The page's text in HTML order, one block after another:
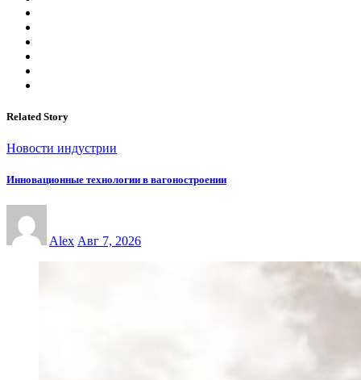
Related Story
Новости индустрии
Инновационные технологии в вагоностроении
Alex Авг 7, 2026